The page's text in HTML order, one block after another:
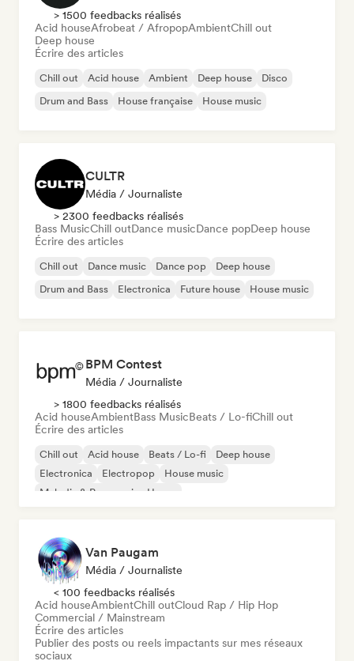
> 1500 feedbacks réalisés
Acid houseAfrobeat / AfropopAmbientChill out
Deep house
Écrire des articles
Chill out Acid house Ambient Deep house
Disco
Drum and Bass
House française House music
CULTR
Média / Journaliste
> 2300 feedbacks réalisés
Bass MusicChill outDance musicDance popDeep house
Écrire des articles
Chill out Dance music Dance pop
Deep house
Drum and Bass
Electronica Future house House music
BPM Contest
Média / Journaliste
> 1800 feedbacks réalisés
Acid houseAmbientBass MusicBeats / Lo-fiChill out
Écrire des articles
Chill out Acid house Beats / Lo-fi
Deep house
Electronica
Electropop
House music
Melodic & Progressive House
Van Paugam
Média / Journaliste
< 100 feedbacks réalisés
Acid houseAmbientChill outCloud Rap / Hip Hop
Commercial / Mainstream
Écrire des articles
Publier des posts ou reels impactants sur mes réseaux
sociaux